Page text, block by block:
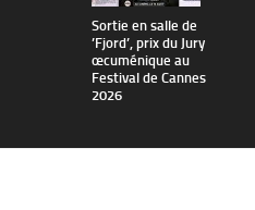
Sortie en salle de
’Fjord’, prix du Jury
œcuménique au
Festival de Cannes
2026